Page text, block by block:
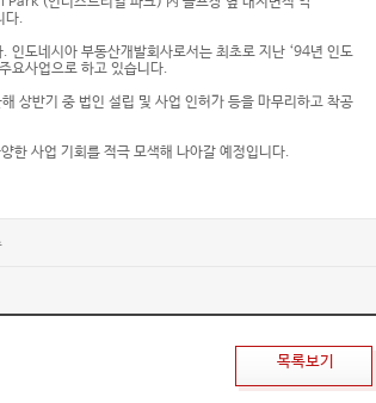
다.
인도네시아 부동산개발회사로서는 최초로 지난 ‘94년 인도
요사업으로 하고 있습니다.
상반기 중 법인 설립 및 사업 인허가 등을 마무리하고 착공
한 사업 기회를 적극 모색해 나아갈 예정입니다.
목록보기